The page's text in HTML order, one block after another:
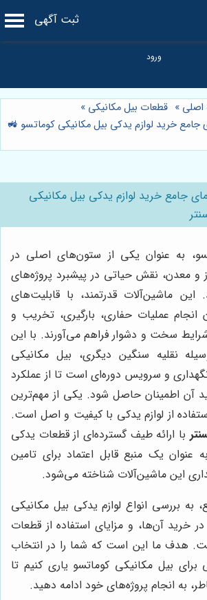
ثبت آگهی
» قطعات بیل مکانیکی »
جامع خرید لوازم یدکی بیل مکانیکی کوماتسو 🚜
جامع خرید لوازم یدکی بیل مکانیکی
به عنوان یکی از ستون‌های اصلی در
نقش حیاتی در پیشبرد پروژه‌های
این ماشین‌آلات قدرتمند، با قابلیت‌های
عملیات حفاری، بارگیری، تخریب و
سخت و دشوار فراهم می‌آورند. با این
نقلیه سنگین دیگری، بیل مکانیکی
نگهداری و سرویس دوره‌ای است تا از عملکرد
آن اطمینان حاصل شود. یکی از مهم‌ترین
از لوازم یدکی با کیفیت و اصل است.
با ارائه طیف گسترده‌ای از قطعات یدکی
عنوان یک منبع قابل اعتماد برای تامین
این ماشین‌آلات شناخته می‌شود.
به بررسی انواع لوازم یدکی بیل مکانیکی
خرید آن‌ها، و مزایای استفاده از قطعات
هدف ما این است که شما را در انتخاب
بیل مکانیکی کوماتسو یاری کنیم تا
به انجام پروژه‌های خود ادامه دهید.